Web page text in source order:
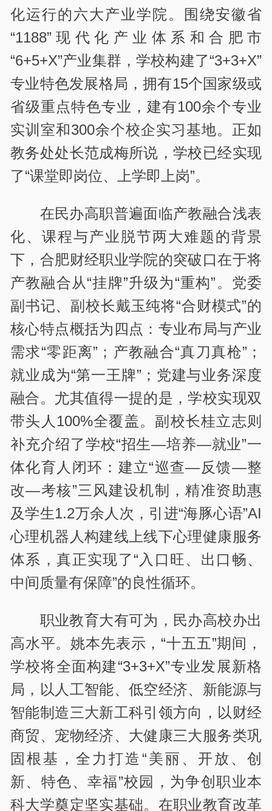
化运行的六大产业学院。围绕安徽省
“1188”现代化产业体系和合肥市
“6+5+X”产业集群，学校构建了“3+3+X”
专业特色发展格局，拥有15个国家级或
省级重点特色专业，建有100余个专业
实训室和300余个校企实习基地。正如
教务处处长范成梅所说，学校已经实现
了“课堂即岗位、上学即上岗”。
在民办高职普遍面临产教融合浅表
化、课程与产业脱节两大难题的背景
下，合肥财经职业学院的突破口在于将
产教融合从“挂牌”升级为“重构”。党委
副书记、副校长戴玉纯将“合财模式”的
核心特点概括为四点：专业布局与产业
需求“零距离”；产教融合“真刀真枪”；
就业成为“第一王牌”；党建与业务深度
融合。尤其值得一提的是，学校实现双
带头人100%全覆盖。副校长桂立志则
补充介绍了学校“招生—培养—就业”一
体化育人闭环：建立“巡查—反馈—整
改—考核”三风建设机制，精准资助惠
及学生1.2万余人次，引进“海豚心语”AI
心理机器人构建线上线下心理健康服务
体系，真正实现了“入口旺、出口畅、
中间质量有保障”的良性循环。
职业教育大有可为，民办高校办出
高水平。姚本先表示，“十五五”期间，
学校将全面构建“3+3+X”专业发展新格
局，以人工智能、低空经济、新能源与
智能制造三大新工科引领方向，以财经
商贸、宠物经济、大健康三大服务类巩
固根基，全力打造“美丽、开放、创
新、特色、幸福”校园，为争创职业本
科大学奠定坚实基础。在职业教育改革